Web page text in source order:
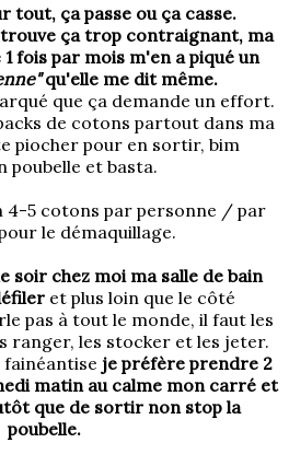
tout, ça passe ou ça casse.
ça trop contraignant, ma
fois par mois m'en a piqué un
qu'elle me dit même.
que ça demande un effort.
de cotons partout dans ma
piocher pour en sortir, bim
poubelle et basta.
4-5 cotons par personne / par
le démaquillage.
soir chez moi ma salle de bain
et plus loin que le côté
pas à tout le monde, il faut les
ranger, les stocker et les jeter.
je préfère prendre 2
matin au calme mon carré et
que de sortir non stop la
poubelle.